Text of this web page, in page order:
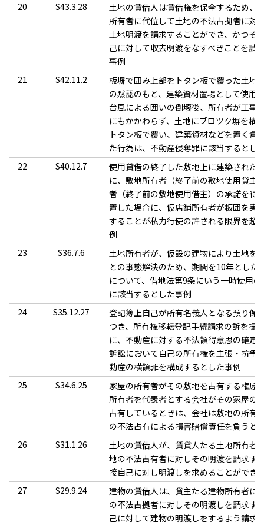
20
S43.3.28
土地の賃借人は賃借権を保全するため、
所有者に代位して土地の不法占拠者に対
土地明渡を請求することができ、かつそ
己に対して収去明渡をなすべきことを請
事例
21
S42.11.2
板塀で囲み上部をトタン板で覆った土地
の黙認のもと、建築資材置場として使用
台風による囲いの倒壊後、所有者が工事
にもかかわらず、土地にブロツク塀を構
トタン板で覆い、建築資材などを置く倉
た行為は、不動産侵奪罪に該当するとし
22
S40.12.7
使用貸借の終了した敷地上に建築された
に、敷地所有者（終了前の敷地使用貸主
者（終了前の敷地使用借主）の承諾を得
置した場合に、仮店舗所有者が板囲を実
することが私力行使の許される限界を超
例
23
S36.7.6
土地所有者が、仮設の建物により土地を
との事態解決のため、期間を10年とした
について、借地法第9条にいう一時使用
に該当するとした事例
24
S35.12.27
登記簿上自己が所有名義人となる預り保
つき、所有権移転登記手続請求の訴を提
に、不動産に対する不法領得意思の確定
訴訟において自己の所有権を主張・抗争
動産の横領罪を構成するとした事例
25
S34.6.25
家屋の所有者がその敷地を占有する権原
所有者を代表者とする会社がその家屋の
占有しているときは、会社は敷地の所有
の不法占有による損害賠償責任を負うと
26
S31.1.26
土地の賃借人が、賃貸人たる土地所有者
地の不法占有者に対しその明渡を請求す
接自己に対し明渡しを求めることができ
27
S29.9.24
建物の賃借人は、貸主たる建物所有者に
の不法占拠者に対しその明渡しを請求す
己に対して建物の明渡しをするよう請求